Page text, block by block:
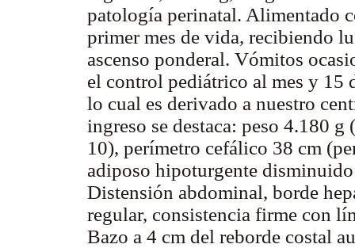
patología perinatal. Alimentado
primer mes de vida, recibiendo
ascenso ponderal. Vómitos
el control pediátrico al mes y 15
lo cual es derivado a nuestro
ingreso se destaca: peso 4.180
10), perímetro cefálico 38 cm
adiposo hipoturgente
Distensión abdominal, borde
regular, consistencia firme con
Bazo a 4 cm del reborde costal